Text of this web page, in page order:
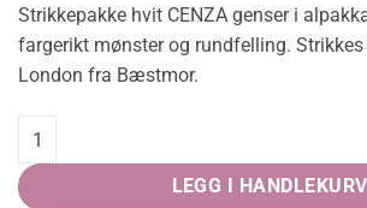
Strikkepakke hvit CENZA genser i
fargerikt mønster og rundfelling.
London fra Bæstmor.
Cenza Genser BM 01-20C (oppskrift) quantity
LEGG I HANDLEKURV